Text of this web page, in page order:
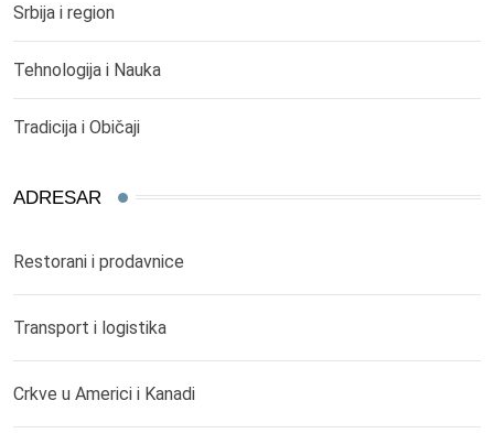
Srbija i region
Tehnologija i Nauka
Tradicija i Običaji
ADRESAR
Restorani i prodavnice
Transport i logistika
Crkve u Americi i Kanadi